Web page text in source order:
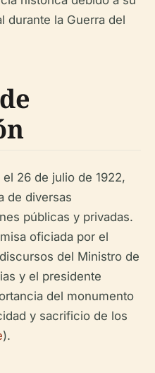
durante la Guerra del
26 de julio de 1922,
de diversas
públicas y privadas.
oficiada por el
del Ministro de
y el presidente
del monumento
y sacrificio de los
).